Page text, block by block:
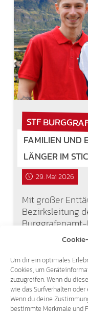
Um dir ein optimales
Cookies, um
zuzugreifen. Wenn du
wie das Surfverhalten
Wenn du deine
bestimmte Merkmale und
STF
FAMILIEN UND
LÄNGER IM
29. Mai 2026
Mit großer
Bezirksleitung
Entwicklung
Besonders im
sich immer
wurden